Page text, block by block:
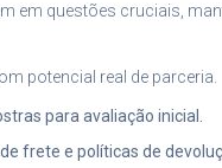
em questões cruciais,
potencial real de parceria.
para avaliação inicial.
frete e políticas de